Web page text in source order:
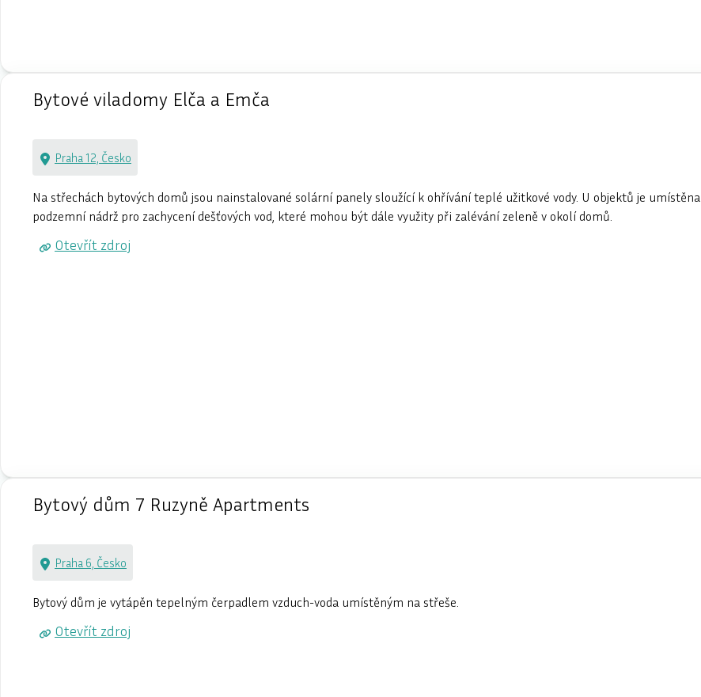
Bytové viladomy Elča a Emča
Praha 12, Česko
Na střechách bytových domů jsou nainstalované solární panely sloužící k ohřívání teplé užitkové vody. U objektů je umístěna
podzemní nádrž pro zachycení dešťových vod, které mohou být dále využity při zalévání zeleně v okolí domů.
Otevřít zdroj
Bytový dům 7 Ruzyně Apartments
Praha 6, Česko
Bytový dům je vytápěn tepelným čerpadlem vzduch-voda umístěným na střeše.
Otevřít zdroj